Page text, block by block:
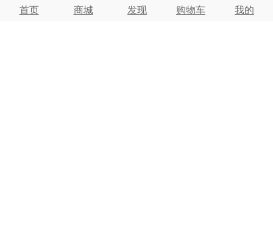
首页 商城 发现 购物车 我的